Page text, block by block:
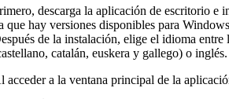
descarga la aplicación de escritorio e
que hay versiones disponibles para
de la instalación, elige el idioma entre
catalán, euskera y gallego) o inglés.
acceder a la ventana principal de la